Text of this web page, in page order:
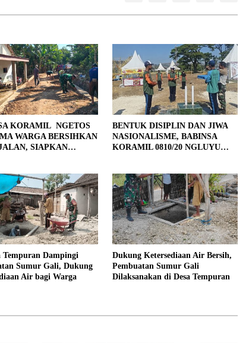
KORAMIL NGETOS
WARGA BERSIHKAN
SIAPKAN
BENTUK DISIPLIN DAN JIWA
NASIONALISME, BABINSA
KORAMIL 0810/20 NGLUYU
Tempuran Dampingi
Sumur Gali, Dukung
Air bagi Warga
Dukung Ketersediaan Air Bersih,
Pembuatan Sumur Gali
Dilaksanakan di Desa Tempuran